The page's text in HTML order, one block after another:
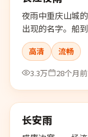
夜雨中重庆山城
出现的名字。船
高清
流畅
3.3万
28个月前
精选
长安雨